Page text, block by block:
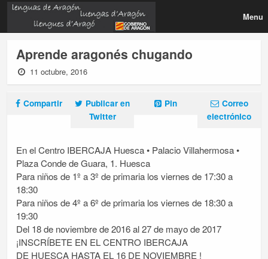
Menu
Aprende aragonés chugando
11 octubre, 2016
Compartir
Publicar en
Twitter
Pin
Correo
electrónico
En el Centro IBERCAJA Huesca • Palacio Villahermosa •
Plaza Conde de Guara, 1. Huesca
Para niños de 1º a 3º de primaria los viernes de 17:30 a
18:30
Para niños de 4º a 6º de primaria los viernes de 18:30 a
19:30
Del 18 de noviembre de 2016 al 27 de mayo de 2017
¡INSCRÍBETE EN EL CENTRO IBERCAJA
DE HUESCA HASTA EL 16 DE NOVIEMBRE !